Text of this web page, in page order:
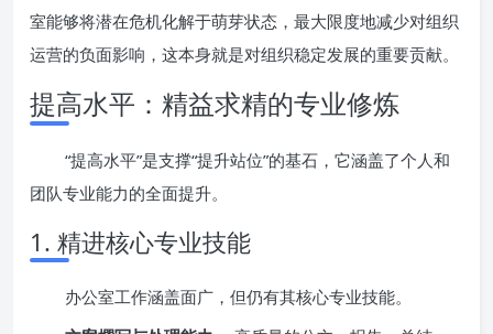
室能够将潜在危机化解于萌芽状态，最大限度地减少对组织
运营的负面影响，这本身就是对组织稳定发展的重要贡献。
提高水平：精益求精的专业修炼
“提高水平”是支撑“提升站位”的基石，它涵盖了个人和
团队专业能力的全面提升。
1. 精进核心专业技能
办公室工作涵盖面广，但仍有其核心专业技能。